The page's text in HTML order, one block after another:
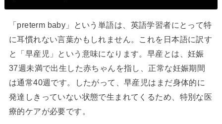
「preterm baby」という単語は、英語学習者にとって特
に耳慣れない言葉かもしれません。これを日本語に訳す
と「早産児」という意味になります。早産とは、妊娠
37週未満で出生した赤ちゃんを指し、正常な妊娠期間
は通常40週です。したがって、早産児はまだ身体的に
発達しきっていない状態で生まれてくるため、特別な医
療的ケアが必要です。